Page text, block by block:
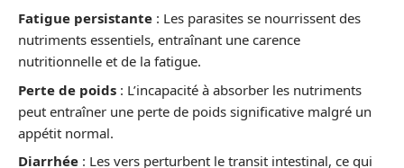
Fatigue persistante : Les parasites se nourrissent des
nutriments essentiels, entraînant une carence
nutritionnelle et de la fatigue.
Perte de poids : L’incapacité à absorber les nutriments
peut entraîner une perte de poids significative malgré un
appétit normal.
Diarrhée : Les vers perturbent le transit intestinal, ce qui